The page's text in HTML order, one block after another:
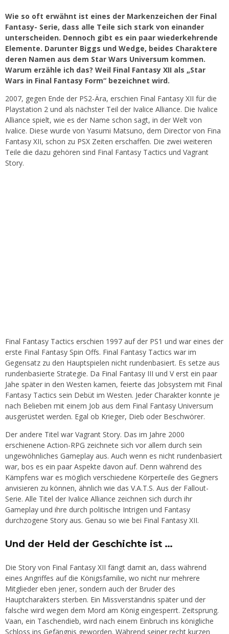
Wie so oft erwähnt ist eines der Markenzeichen der Final
Fantasy- Serie, dass alle Teile sich stark von einander
unterscheiden. Dennoch gibt es ein paar wiederkehrende
Elemente. Darunter Biggs und Wedge, beides Charaktere
deren Namen aus dem Star Wars Universum kommen.
Warum erzähle ich das? Weil Final Fantasy XII als „Star
Wars in Final Fantasy Form“ bezeichnet wird.
2007, gegen Ende der PS2-Ära, erschien Final Fantasy XII für die
Playstation 2 und als nächster Teil der Ivalice Alliance. Die Ivalice
Alliance spielt, wie es der Name schon sagt, in der Welt von
Ivalice. Diese wurde von Yasumi Matsuno, dem Director von Fina
Fantasy XII, schon zu PSX Zeiten erschaffen. Die zwei weiteren
Teile die dazu gehören sind Final Fantasy Tactics und Vagrant
Story.
Final Fantasy Tactics erschien 1997 auf der PS1 und war eines der
erste Final Fantasy Spin Offs. Final Fantasy Tactics war im
Gegensatz zu den Hauptspielen nicht rundenbasiert. Es setze aus
rundenbasierte Strategie. Da Final Fantasy III und V erst ein paar
Jahe später in den Westen kamen, feierte das Jobsystem mit Final
Fantasy Tactics sein Debüt im Westen. Jeder Charakter konnte je
nach Belieben mit einem Job aus dem Final Fantasy Universum
ausgerüstet werden. Egal ob Krieger, Dieb oder Beschwörer.
Der andere Titel war Vagrant Story. Das im Jahre 2000
erschienene Action-RPG zeichnete sich vor allem durch sein
ungewöhnliches Gameplay aus. Auch wenn es nicht rundenbasiert
war, bos es ein paar Aspekte davon auf. Denn während des
Kämpfens war es möglich verschiedene Körperteile des Gegners
anvisieren zu können, ähnlich wie das V.A.T.S. Aus der Fallout-
Serie. Alle Titel der Ivalice Alliance zeichnen sich durch ihr
Gameplay und ihre durch politische Intrigen und Fantasy
durchzogene Story aus. Genau so wie bei Final Fantasy XII.
Und der Held der Geschichte ist …
Die Story von Final Fantasy XII fängt damit an, dass während
eines Angriffes auf die Königsfamilie, wo nicht nur mehrere
Mitglieder eben jener, sondern auch der Bruder des
Hauptcharakters sterben. Ein Missverständnis später und der
falsche wird wegen dem Mord am König eingesperrt. Zeitsprung.
Vaan, ein Taschendieb, wird nach einem Einbruch ins königliche
Schloss ins Gefängnis geworden. Während seiner recht kurzen